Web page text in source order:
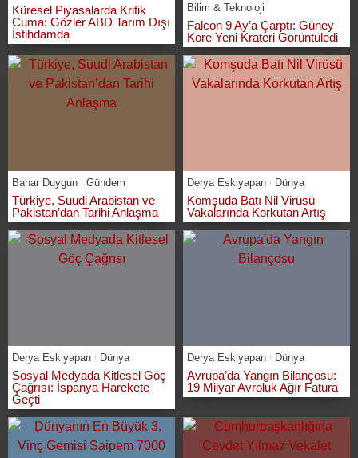
Küresel Piyasalarda Kritik
Cuma: Gözler ABD Tarım Dışı
İstihdamda
Bilim & Teknoloji
Falcon 9 Ay’a Çarptı: Güney
Kore Yeni Krateri Görüntüledi
Bahar Duygun Gündem
Türkiye, Suudi Arabistan ve
Pakistan’dan Tarihi Anlaşma
Derya Eskiyapan Dünya
Komşuda Batı Nil Virüsü
Vakalarında Korkutan Artış
Derya Eskiyapan Dünya
Sosyal Medyada Kitlesel Göç
Çağrısı: İspanya Harekete
Geçti
Derya Eskiyapan Dünya
Avrupa’da Yangın Bilançosu:
19 Milyar Avroluk Ağır Fatura